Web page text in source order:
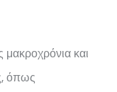
μακροχρόνια και
όπως